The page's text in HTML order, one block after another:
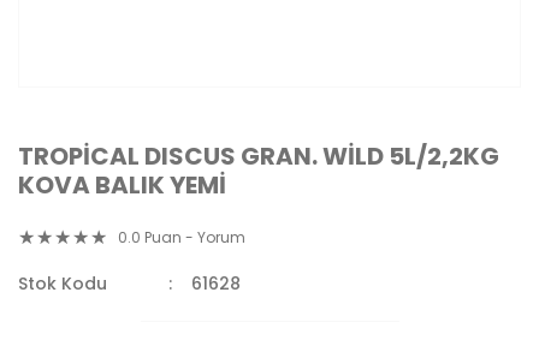
TROPİCAL DISCUS GRAN. WİLD 5L/2,2KG
KOVA BALIK YEMİ
0.0 Puan - Yorum
Stok Kodu 61628